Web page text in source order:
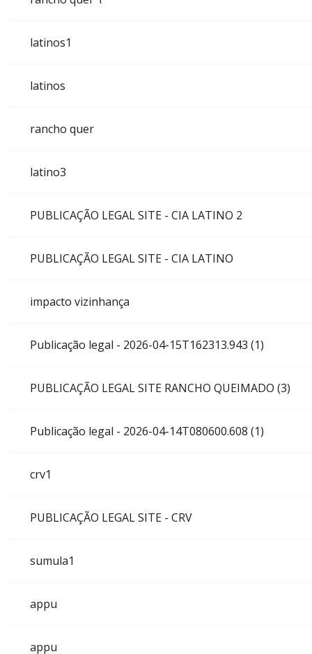
latinos1
latinos
rancho quer
latino3
PUBLICAÇÃO LEGAL SITE - CIA LATINO 2
PUBLICAÇÃO LEGAL SITE - CIA LATINO
impacto vizinhança
Publicação legal - 2026-04-15T162313.943 (1)
PUBLICAÇÃO LEGAL SITE RANCHO QUEIMADO (3)
Publicação legal - 2026-04-14T080600.608 (1)
crv1
PUBLICAÇÃO LEGAL SITE - CRV
sumula1
appu
appu